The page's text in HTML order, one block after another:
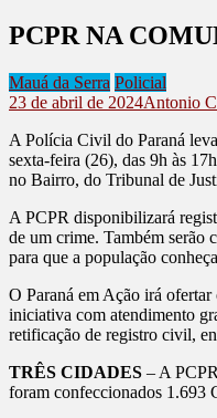
PCPR NA
Mauá da Serra Policial
23 de abril de 2024Antonio
A Polícia Civil do Paraná
sexta-feira (26), das 9h às
no Bairro, do Tribunal de
A PCPR disponibilizará
de um crime. Também serão
para que a população
O Paraná em Ação irá
iniciativa com atendimento
retificação de registro civil,
TRÊS CIDADES – A
foram confeccionados 1.693